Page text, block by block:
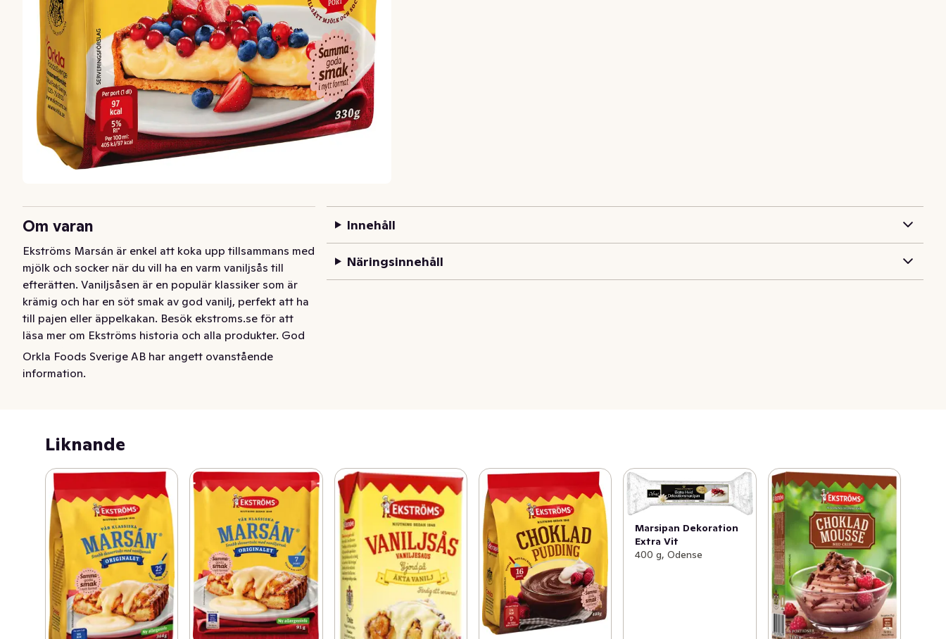
Om varan
Ekströms Marsán är enkel att koka upp tillsammans med
mjölk och socker när du vill ha en varm vaniljsås till
efterätten. Vaniljsåsen är en populär klassiker som är
krämig och har en söt smak av god vanilj, perfekt att ha
till pajen eller äppelkakan. Besök ekstroms.se för att
läsa mer om Ekströms historia och alla produkter. God
smak går aldrig ur tiden!
Ekströms Marsán är enkel att koka upp tillsammans med
till pajen eller äppelkakan.
Besök ekstroms.se för att läsa mer om Ekströms historia
och alla produkter.
God smak går aldrig ur tiden!
Orkla Foods Sverige AB har angett ovanstående
information.
Innehåll
Näringsinnehåll
Liknande
Marsipan Dekoration
Extra Vit
400 g, Odense